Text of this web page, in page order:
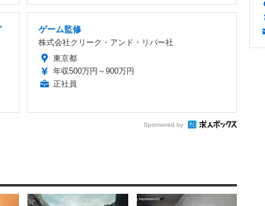
ゲーム監修
株式会社クリーク・アンド・リバー社
東京都
年収500万円～900万円
正社員
Sponsored by